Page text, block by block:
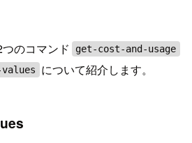
のコマンド get-cost-and-usage
について紹介します。